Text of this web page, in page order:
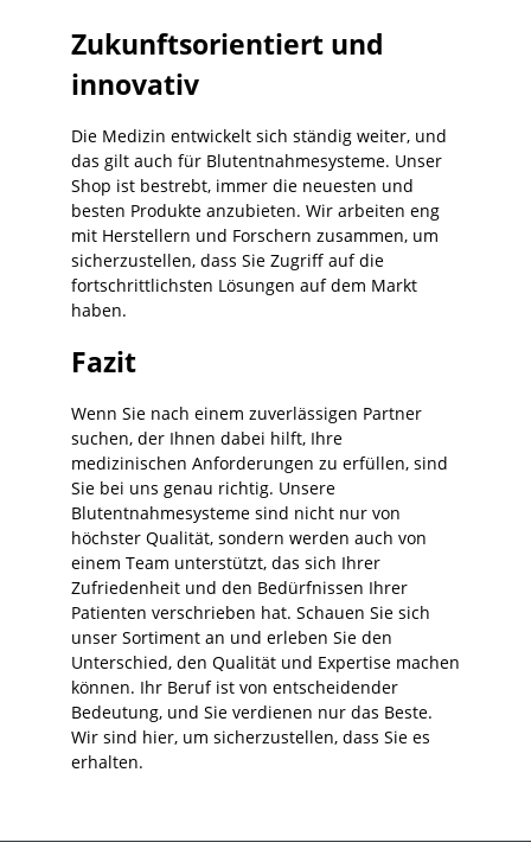
Zukunftsorientiert und
innovativ
Die Medizin entwickelt sich ständig weiter, und
das gilt auch für Blutentnahmesysteme. Unser
Shop ist bestrebt, immer die neuesten und
besten Produkte anzubieten. Wir arbeiten eng
mit Herstellern und Forschern zusammen, um
sicherzustellen, dass Sie Zugriff auf die
fortschrittlichsten Lösungen auf dem Markt
haben.
Fazit
Wenn Sie nach einem zuverlässigen Partner
suchen, der Ihnen dabei hilft, Ihre
medizinischen Anforderungen zu erfüllen, sind
Sie bei uns genau richtig. Unsere
Blutentnahmesysteme sind nicht nur von
höchster Qualität, sondern werden auch von
einem Team unterstützt, das sich Ihrer
Zufriedenheit und den Bedürfnissen Ihrer
Patienten verschrieben hat. Schauen Sie sich
unser Sortiment an und erleben Sie den
Unterschied, den Qualität und Expertise machen
können. Ihr Beruf ist von entscheidender
Bedeutung, und Sie verdienen nur das Beste.
Wir sind hier, um sicherzustellen, dass Sie es
erhalten.